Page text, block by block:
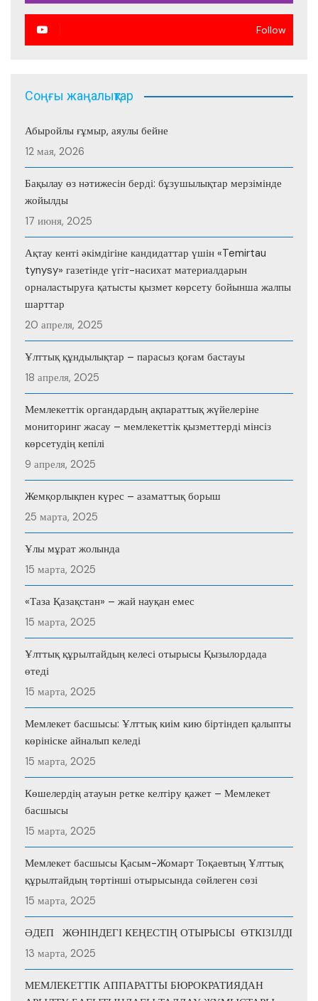
Follow
Соңғы жаңалықтар
Абыройлы ғұмыр, аяулы бейне
12 мая, 2026
Бақылау өз нәтижесін берді: бұзушылықтар мерзімінде
жойылды
17 июня, 2025
Ақтау кенті әкімдігіне кандидаттар үшін «Temirtau
tynysy» газетінде үгіт-насихат материалдарын
орналастыруға қатысты қызмет көрсету бойынша жалпы
шарттар
20 апреля, 2025
Ұлттық құндылықтар – парасыз қоғам бастауы
18 апреля, 2025
Мемлекеттік органдардың ақпараттық жүйелеріне
мониторинг жасау – мемлекеттік қызметтерді мінсіз
көрсетудің кепілі
9 апреля, 2025
Жемқорлықпен күрес – азаматтық борыш
25 марта, 2025
Ұлы мұрат жолында
15 марта, 2025
«Таза Қазақстан» – жай науқан емес
15 марта, 2025
Ұлттық құрылтайдың келесі отырысы Қызылордада
өтеді
15 марта, 2025
Мемлекет басшысы: Ұлттық киім кию біртіндеп қалыпты
көрініске айналып келеді
15 марта, 2025
Көшелердің атауын ретке келтіру қажет – Мемлекет
басшысы
15 марта, 2025
Мемлекет басшысы Қасым-Жомарт Тоқаевтың Ұлттық
құрылтайдың төртінші отырысында сөйлеген сөзі
15 марта, 2025
ӘДЕП ЖӨНІНДЕГІ КЕҢЕСТІҢ ОТЫРЫСЫ ӨТКІЗІЛДІ
13 марта, 2025
МЕМЛЕКЕТТІК АППАРАТТЫ БЮРОКРАТИЯДАН